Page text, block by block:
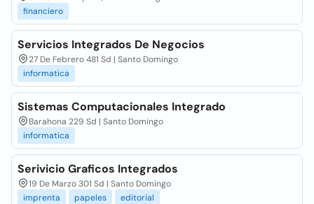
financiero
Servicios Integrados De Negocios
27 De Febrero 481 Sd | Santo Domingo
informatica
Sistemas Computacionales Integrado
Barahona 229 Sd | Santo Domingo
informatica
Serivicio Graficos Integrados
19 De Marzo 301 Sd | Santo Domingo
imprenta
papeles editorial